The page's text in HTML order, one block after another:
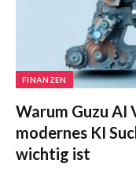
FINANZEN
Warum Guzu AI
modernes KI
wichtig ist